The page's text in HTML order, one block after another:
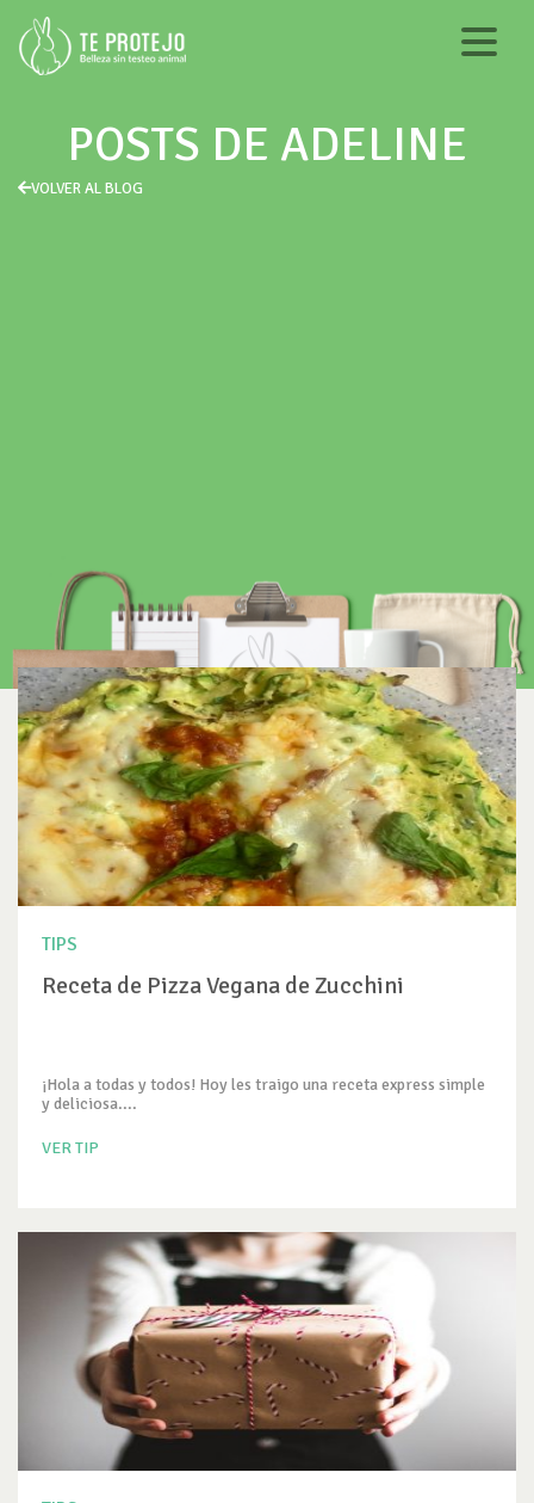
POSTS DE ADELINE
VOLVER AL BLOG
TIPS
Receta de Pizza Vegana de Zucchini
¡Hola a todas y todos! Hoy les traigo una receta express simple
y deliciosa....
VER TIP